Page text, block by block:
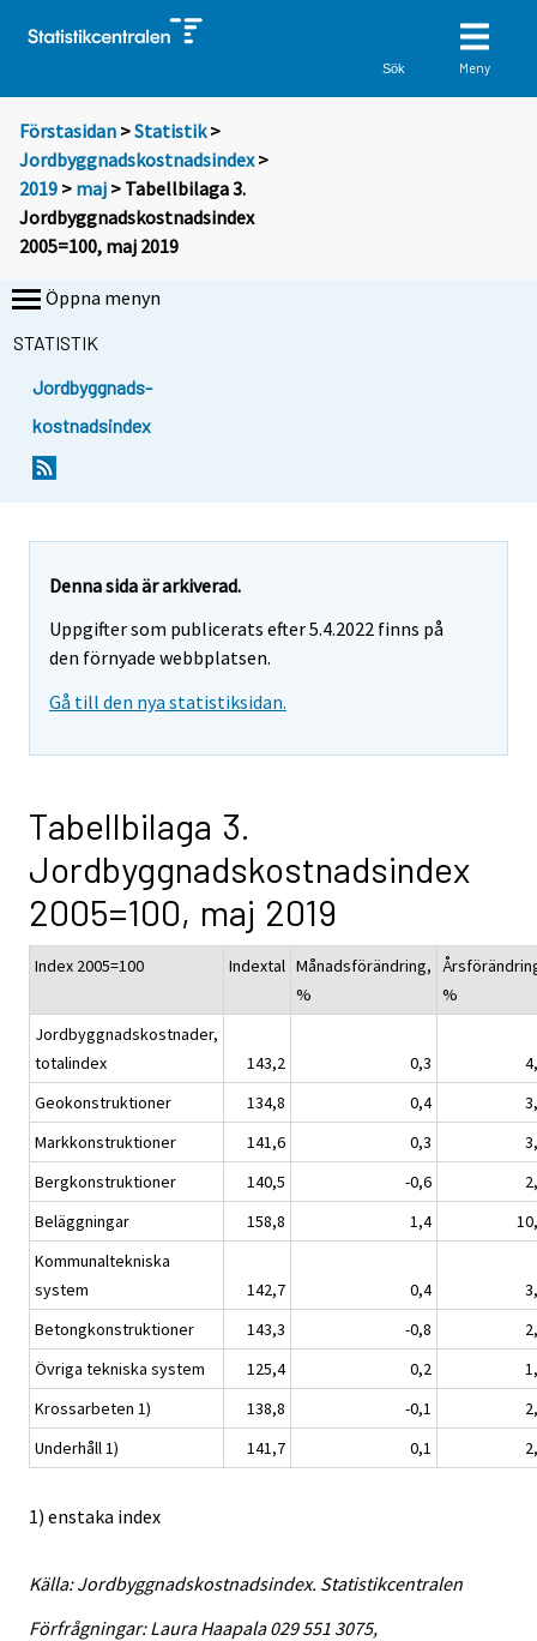
Sök Meny
Förstasidan >Statistik >
Jordbyggnadskostnadsindex>
2019 > maj > Tabellbilaga 3.
Jordbyggnadskostnadsindex
2005=100, maj 2019
Öppna menyn
STATISTIK
Jordbyggnads-
kostnadsindex
Denna sida är arkiverad.
Uppgifter som publicerats efter 5.4.2022 finns på
den förnyade webbplatsen.
Gå till den nya statistiksidan.
Tabellbilaga 3.
Jordbyggnadskostnadsindex
2005=100, maj 2019
Index 2005=100 Indextal Månadsförändring,
%
%
Jordbyggnadskostnader,
totalindex
143,2 0,3
Geokonstruktioner
134,8 0,4
Markkonstruktioner
141,6 0,3
Bergkonstruktioner
140,5 -0,6
Beläggningar
158,8 1,4
Kommunaltekniska
system
142,7 0,4
Betongkonstruktioner
143,3 -0,8
Övriga tekniska system
125,4 0,2
Krossarbeten 1)
138,8 -0,1
Underhåll 1)
141,7 0,1
1) enstaka index
Källa: Jordbyggnadskostnadsindex. Statistikcentralen
Förfrågningar: Laura Haapala 029 551 3075,